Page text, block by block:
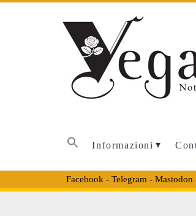
Informazioni
Facebook - Telegram - Mastodon